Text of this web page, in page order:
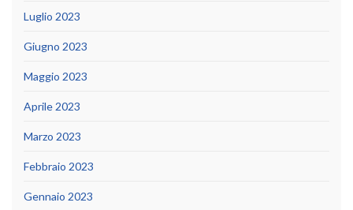
Luglio 2023
Giugno 2023
Maggio 2023
Aprile 2023
Marzo 2023
Febbraio 2023
Gennaio 2023